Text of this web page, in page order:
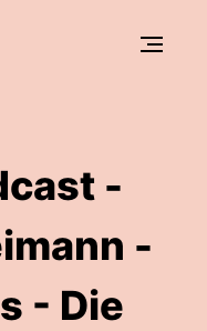
-
-
- Die